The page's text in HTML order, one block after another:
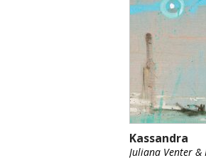
Kassandra
Juliana Venter &